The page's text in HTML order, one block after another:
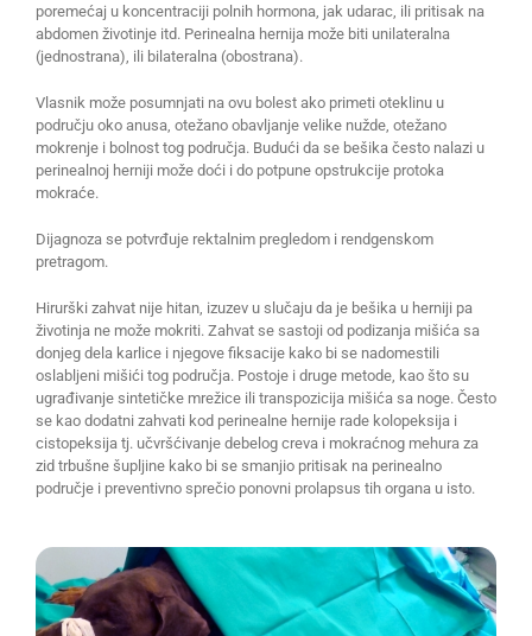
poremećaj u koncentraciji polnih hormona, jak udarac, ili pritisak na
abdomen životinje itd. Perinealna hernija može biti unilateralna
(jednostrana), ili bilateralna (obostrana).
Vlasnik može posumnjati na ovu bolest ako primeti oteklinu u
području oko anusa, otežano obavljanje velike nužde, otežano
mokrenje i bolnost tog područja. Budući da se bešika često nalazi u
perinealnoj herniji može doći i do potpune opstrukcije protoka
mokraće.
Dijagnoza se potvrđuje rektalnim pregledom i rendgenskom
pretragom.
Hirurški zahvat nije hitan, izuzev u slučaju da je bešika u herniji pa
životinja ne može mokriti. Zahvat se sastoji od podizanja mišića sa
donjeg dela karlice i njegove fiksacije kako bi se nadomestili
oslabljeni mišići tog područja. Postoje i druge metode, kao što su
ugrađivanje sintetičke mrežice ili transpozicija mišića sa noge. Često
se kao dodatni zahvati kod perinealne hernije rade kolopeksija i
cistopeksija tj. učvršćivanje debelog creva i mokraćnog mehura za
zid trbušne šupljine kako bi se smanjio pritisak na perinealno
područje i preventivno sprečio ponovni prolapsus tih organa u isto.